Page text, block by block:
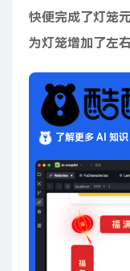
快便完成了灯笼
为灯笼增加了左
了解更多 AI 知